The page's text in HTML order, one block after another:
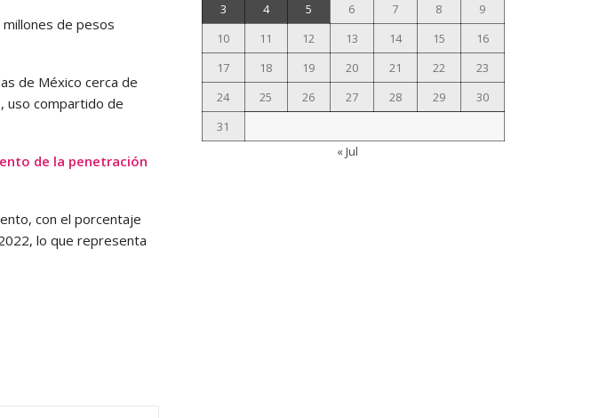
de pesos
de México cerca de
uso compartido de
de la penetración
con el porcentaje
lo que representa
3
4 5 6 7 8
9
10
11 12 13 14 15
16
17
18 19 20 21 22
23
24
25 26 27 28 29
30
31
« Jul